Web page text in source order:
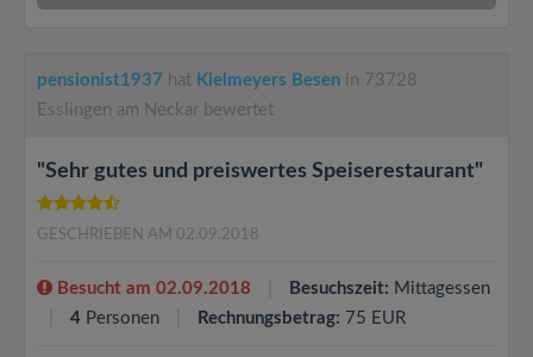
pensionist1937 hat Kielmeyers Besen in 73728
Esslingen am Neckar bewertet
"Sehr gutes und preiswertes Speiserestaurant"
GESCHRIEBEN AM 02.09.2018
Besucht am 02.09.2018 Besuchszeit: Mittagessen
4 Personen Rechnungsbetrag: 75 EUR